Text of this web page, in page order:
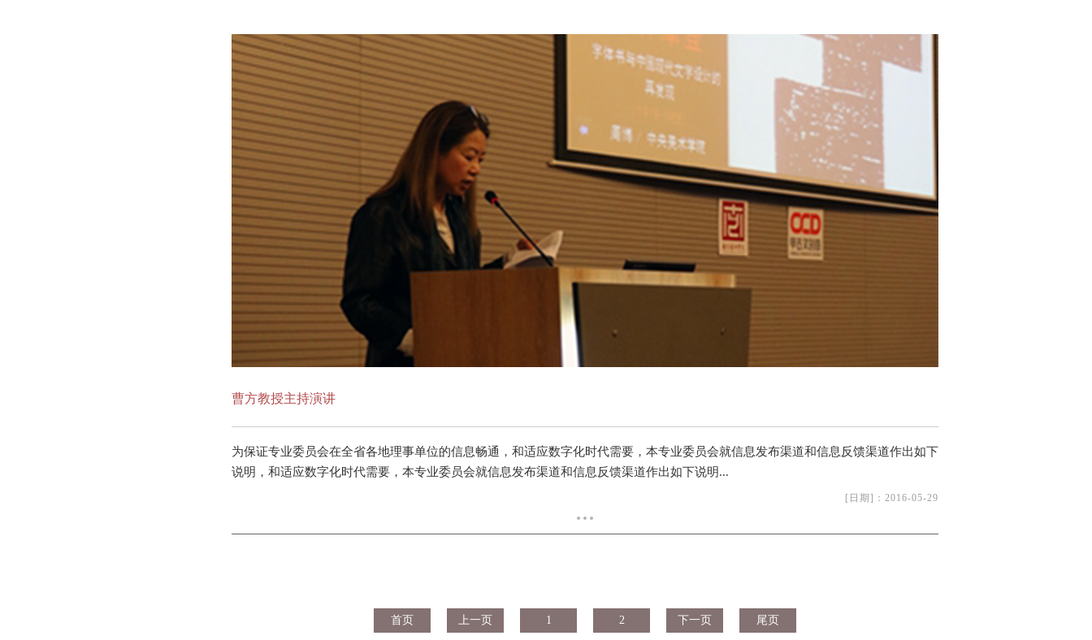
曹方教授主持演讲
为保证专业委员会在全省各地理事单位的信息畅通，和适应数字化时代需要，本专业委员会就信息发布渠道和信息反馈渠道作出如下
说明，和适应数字化时代需要，本专业委员会就信息发布渠道和信息反馈渠道作出如下说明...
[日期]： 2016-05-29
首页 上一页 1 2 下一页 尾页